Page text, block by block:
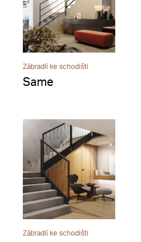
Zábradlí ke schodišti
Same
Zábradlí ke schodišti